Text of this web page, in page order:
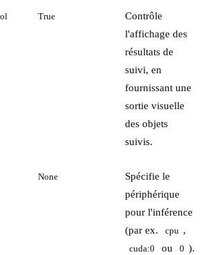
True
Contrôle
l'affichage des
résultats de
suivi, en
fournissant une
sortie visuelle
des objets
suivis.
None
Spécifie le
périphérique
pour l'inférence
(par ex.
cpu ,
cuda:0 ou 0 ).